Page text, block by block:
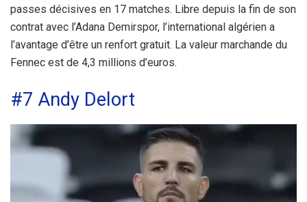
passes décisives en 17 matches. Libre depuis la fin de son
contrat avec l’Adana Demirspor, l’international algérien a
l’avantage d’être un renfort gratuit. La valeur marchande du
Fennec est de 4,3 millions d’euros.
#7 Andy Delort